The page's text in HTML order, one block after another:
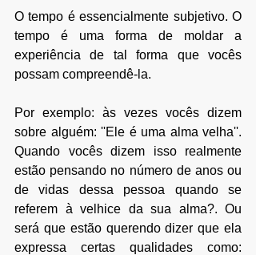
O tempo é essencialmente subjetivo. O
tempo é uma forma de moldar a
experiência de tal forma que vocês
possam compreendê-la.
Por exemplo: às vezes vocês dizem
sobre alguém: ''Ele é uma alma velha''.
Quando vocês dizem isso realmente
estão pensando no número de anos ou
de vidas dessa pessoa quando se
referem à velhice da sua alma?. Ou
será que estão querendo dizer que ela
expressa certas qualidades como: